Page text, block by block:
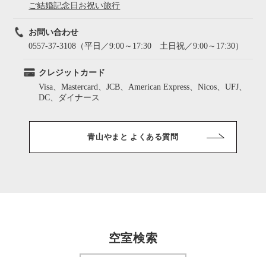
ご結婚記念日お祝い旅行
お問い合わせ
0557-37-3108（平日／9:00～17:30 土日祝／9:00～17:30）
クレジットカード
Visa、Mastercard、JCB、American Express、Nicos、UFJ、
DC、ダイナース
青山やまと よくある質問
空室検索